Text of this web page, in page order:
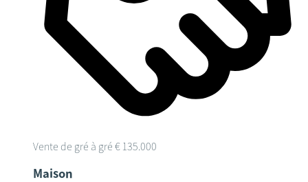
Vente de gré à gré € 135.000
Maison